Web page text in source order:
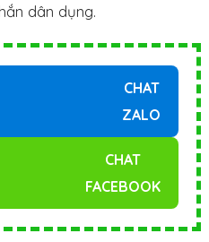
dân dụng.
CHAT
ZALO
CHAT
FACEBOOK